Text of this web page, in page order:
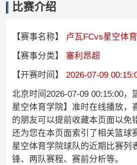
比赛介绍
【赛事名称】
卢瓦FCvs星空体
【赛事分类】
塞利昂超
【开赛时间】
2026-07-09
北京时间2026-07-09 00:15:00，
星空体育学院】准时在线播放，
的朋友可以提前收藏本页面以免
还为您在本页面索引了相关篮球
星空体育学院球队的近期比赛列
锋、两队赛程、赛前分析等。